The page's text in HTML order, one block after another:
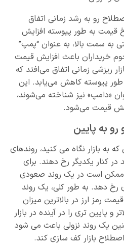
رو به رشد زمانی اتفاق
قیمت به طور پیوسته افزایش
به سمت بالا، به عنوان “پمپ”
خریداران باعث افزایش قیمت
ریزشی زمانی اتفاق می‌افتد که
پیوسته کاهش می‌یابد. این
«دامپ» نیز شناخته می‌شوند،
قیمت می‌شود.
به پایین
به بازار نگاه می کنید، روندهای
کنار یکدیگر رخ دهند. برای
ممکن است در یک روند صعودی
رخ دهد. به طور کلی، یک روند
رمز ارز در بالاترین میزان
پایین تری را در آینده در بازار
یک روند نزولی باعث می شود
بازار کف سازی کند.